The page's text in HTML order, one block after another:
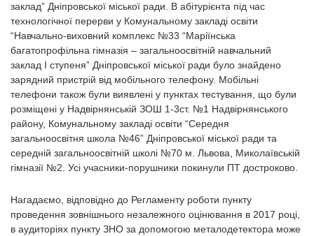
заклад” Дніпровської міської ради. В абітурієнта під час
технологічної перерви у Комунальному закладі освіти
“Навчально-виховний комплекс №33 “Маріїнська
багатопрофільна гімназія – загальноосвітній навчальний
заклад І ступеня” Дніпровської міської ради було знайдено
зарядний пристрій від мобільного телефону. Мобільні
телефони також були виявлені у пунктах тестування, що були
розміщені у Надвірнянській ЗОШ 1-3ст. №1 Надвірнянського
району, Комунальному закладі освіти “Середня
загальноосвітня школа №46” Дніпровської міської ради та
середній загальноосвітній школі №70 м. Львова, Миколаївській
гімназії №2. Усі учасники-порушники покинули ПТ достроково.
Нагадаємо, відповідно до Регламенту роботи пункту
проведення зовнішнього незалежного оцінювання в 2017 році,
в аудиторіях пункту ЗНО за допомогою металодетектора може